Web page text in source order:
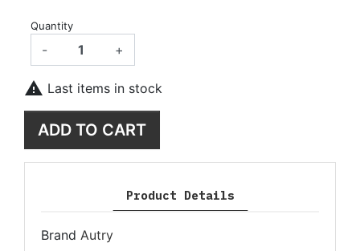
Quantity
- +
 Last items in stock
ADD TO CART
Product Details
Brand Autry